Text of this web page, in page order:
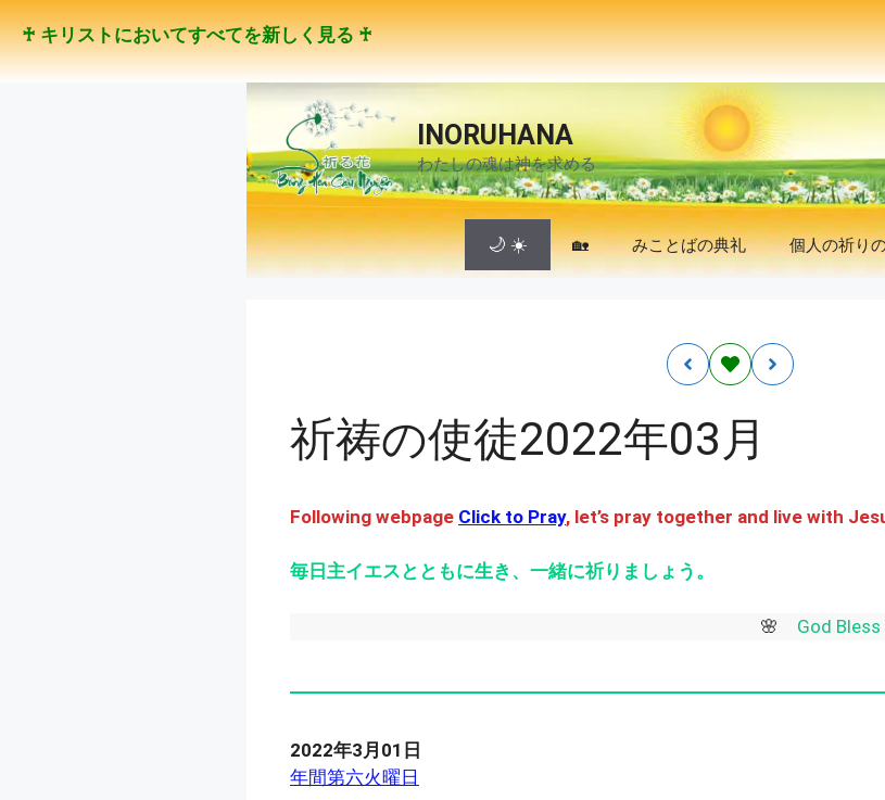
コ
ン
テ
♰ キリストにおいてすべてを新しく見る ♰
INORUHANA
わたしの魂は神を求める
🌙 ☀️ 🏡 みことばの典礼 個人の祈り
祈祷の使徒2022年03月
Following webpage Click to Pray, let’s pray together and live with
毎日主イエスとともに生き、一緒に祈りましょう。
🌸
2022年3月01日
年間第六火曜日